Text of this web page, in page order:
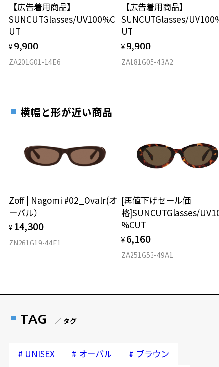
TEL：0120-013-883
＜度付きサングラスに関する注意事項＞
※サングラスの度付きは追加料金がかかります。
※度付きにした場合、元々のレンズ機能、レンズカラーは付きませ
ん。
＜実店舗でサングラスまたはパッケージ商品等のレンズ交換について
戴する場合がございます。
店頭でレンズ交換をされるお客様は、商品発送から6か月以内に、ご購
入した商品本体と発送日がわかる【商品発送メール】を店頭スタッフ
商品発送から6か月を過ぎた場合、又はお客様からの【商品発送メー
ル】のご提示が無かった場合、レンズ代金の他に加工賃として3,300
円(税込)を頂戴いたしますので、予めご了承ください。
材質
フロント素材：プラスチック
【広告着用商品】
SUNCUTGlasses/UV100%C
UT
¥ 9,900
ZA201G01-14E6
【広告着用商品】
SUNCUTGlasses/
UT
¥ 9,900
ZA181G05-43A2
横幅と形が近い商品
Zoff | Nagomi #02_Ovalr(オ
ーバル）
¥ 14,300
ZN261G19-44E1
[再値下げセール価
格]SUNCUTGlasses/
%CUT
¥ 6,160
ZA251G53-49A1
TAG ／ タグ
# UNISEX # オーバル # ブラウン